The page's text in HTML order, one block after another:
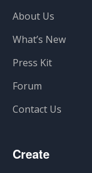
About Us
What’s New
Press Kit
Forum
Contact Us
Create